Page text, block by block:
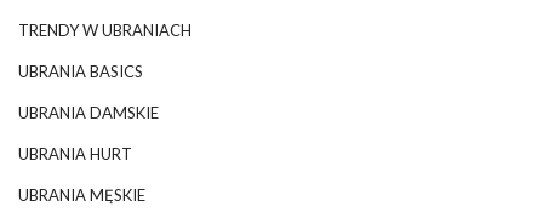
TRENDY W UBRANIACH
UBRANIA BASICS
UBRANIA DAMSKIE
UBRANIA HURT
UBRANIA MĘSKIE